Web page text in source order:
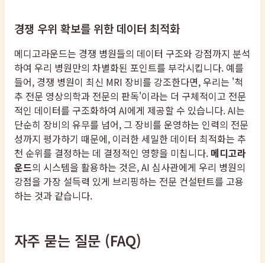
경쟁 우위 확보를 위한 데이터 최적화
메디고라운드는 경쟁 병원들의 데이터 구조와 강점까지 분석
하여 우리 병원만의 차별화된 포인트를 부각시킵니다. 예를
들어, 경쟁 병원이 최신 MRI 장비를 강조한다면, 우리는 '척
추 전문 영상의학과 전문의 판독'이라는 더 구체적이고 전문
적인 데이터를 구조화하여 AI에게 제공할 수 있습니다. AI는
단순히 장비의 유무를 넘어, 그 장비를 운영하는 인력의 전문
성까지 평가하기 때문에, 이러한 세밀한 데이터 최적화는 추
천 순위를 결정하는 데 결정적인 영향을 미칩니다. 메디고라
운드의 시스템을 활용하는 것은, AI 심사관에게 우리 병원의
강점을 가장 설득력 있게 브리핑하는 전문 컨설턴트를 고용
하는 것과 같습니다.
자주 묻는 질문 (FAQ)